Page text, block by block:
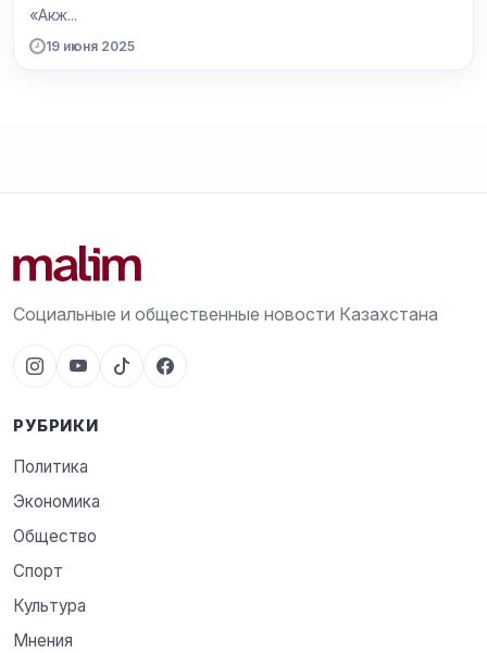
«Акж...
19 июня 2025
Социальные и общественные новости Казахстана
РУБРИКИ
Политика
Экономика
Общество
Спорт
Культура
Мнения